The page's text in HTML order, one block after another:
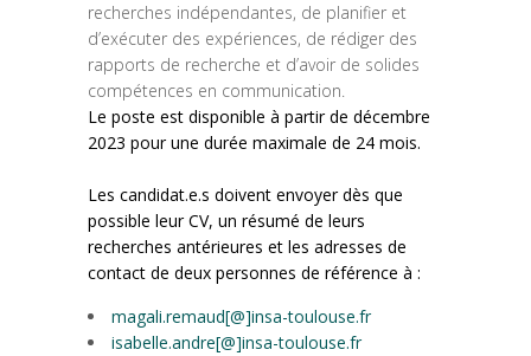
recherches indépendantes, de planifier et
d’exécuter des expériences, de rédiger des
rapports de recherche et d’avoir de solides
compétences en communication.
Le poste est disponible à partir de décembre
2023 pour une durée maximale de 24 mois.
Les candidat.e.s doivent envoyer dès que
possible leur CV, un résumé de leurs
recherches antérieures et les adresses de
contact de deux personnes de référence à :
magali.remaud[@]insa-toulouse.fr
isabelle.andre[@]insa-toulouse.fr